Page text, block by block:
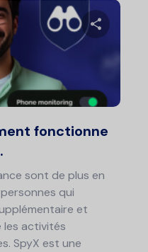
fonctionne
sont de plus en
qui
et
activités
SpyX est une